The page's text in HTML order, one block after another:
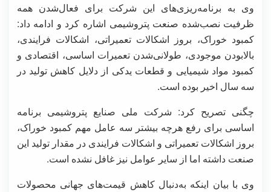
وی به برنامه‌ریزی‌های این شرکت برای فعال‌شدن همه
ظرفیت نصب‌شده صنعت پتروشیمی اشاره کرد و ادامه داد:
کمبود خوراک، بروز اشکالات تعمیراتی، اشکالات فرایندی،
بالابودن موجودی، طولانی‌شدن تعمیرات اساسی، اقتصادی و
کمبود مواد شیمیایی و قطعات یدکی از دلایل کاهش تولید در
سه سال اخیر بوده است.
چگنی تصریح کرد: شرکت ملی صنایع پتروشیمی برنامه
اساسی برای رفع هرچه بیشتر سه عامل مهم کمبود خوراک،
بروز اشکالات تعمیراتی و اشکالات فرایندی در مقدار تولید این
صنعت داشته اما از سایر عوامل نیز غافل نشده است.
وی با بیان اینکه به‌دنبال کاهش قیمت‌های جهانی محصولات